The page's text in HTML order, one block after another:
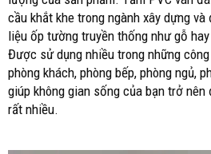
cầu khắt khe trong ngành xây dựng
liệu ốp tường truyền thống như gỗ
Được sử dụng nhiều trong những
phòng khách, phòng bếp, phòng ngủ,
giúp không gian sống của bạn trở
rất nhiều.